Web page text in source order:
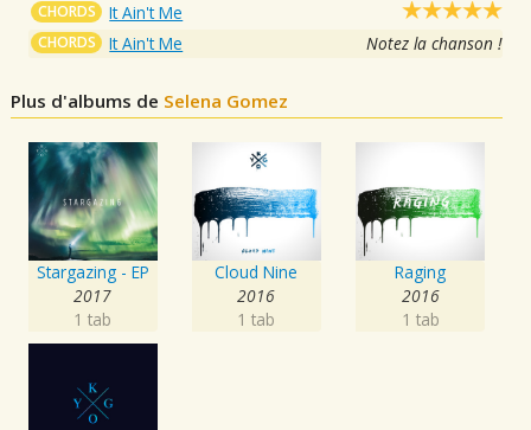
CHORDS It Ain't Me
CHORDS It Ain't Me Notez la chanson !
Plus d'albums de Selena Gomez
Stargazing - EP
2017
1 tab
Cloud Nine
2016
1 tab
Raging
2016
1 tab